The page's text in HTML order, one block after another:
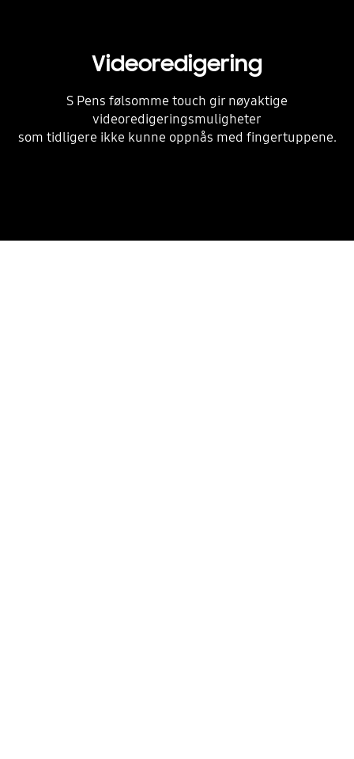
Videoredigering
S Pens følsomme touch gir nøyaktige
videoredigeringsmuligheter
som tidligere ikke kunne oppnås med fingertuppene.